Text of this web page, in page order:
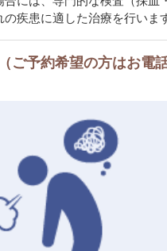
疾患に適した治療を行いま
ご予約希望の方はお電